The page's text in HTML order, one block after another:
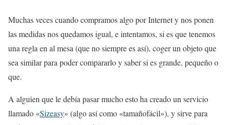
Muchas veces cuando compramos algo por Internet y nos ponen
las medidas nos quedamos igual, e intentamos, si es que tenemos
una regla en al mesa (que no siempre es así), coger un objeto que
sea similar para poder compararlo y saber si es grande, pequeño o
que.
A alguien que le debía pasar mucho esto ha creado un servicio
llamado «Sizeasy» (algo así como «tamañofácil»), y sirve para